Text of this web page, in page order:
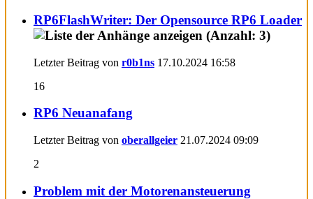
RP6FlashWriter: Der Opensource RP6 Loader
Letzter Beitrag von r0b1ns 17.10.2024 16:58
16
RP6 Neuanafang
Letzter Beitrag von oberallgeier 21.07.2024 09:09
2
Problem mit der Motorenansteuerung